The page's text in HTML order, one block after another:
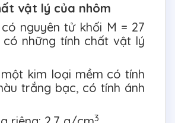
vật lý của nhôm
nguyên tử khối M = 27
có những tính chất vật lý
kim loại mềm có tính
trắng bạc, có tính ánh
3